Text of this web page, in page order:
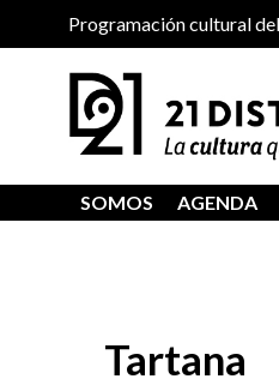
Programación cultural
SOMOS AGENDA
Tartana